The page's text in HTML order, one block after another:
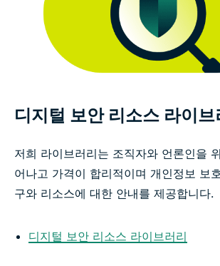
디지털 보안 리소스 라이브
저희 라이브러리는 조직자와 언론인을
어나고 가격이 합리적이며 개인정보 보
구와 리소스에 대한 안내를 제공합니다.
디지털 보안 리소스 라이브러리